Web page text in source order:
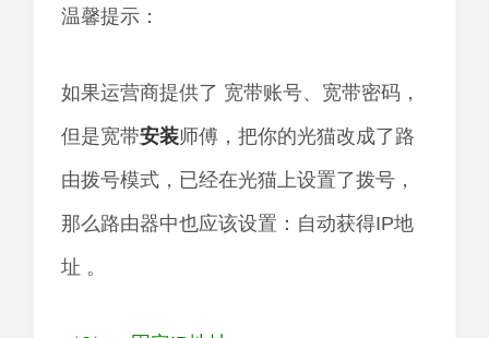
温馨提示：
如果运营商提供了 宽带账号、宽带密码，
但是宽带安装师傅，把你的光猫改成了路
由拨号模式，已经在光猫上设置了拨号，
那么路由器中也应该设置：自动获得IP地
址 。